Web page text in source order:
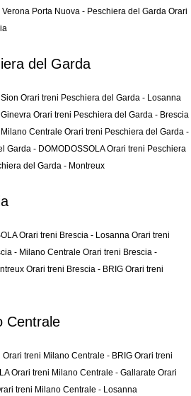
Verona Porta Nuova - Peschiera del Garda Orari
del Garda
Orari treni Peschiera del Garda - Losanna
Orari treni Peschiera del Garda - Brescia
Centrale Orari treni Peschiera del Garda -
Garda - DOMODOSSOLAOrari treni Peschiera
del Garda - Montreux
Orari treni Brescia - Losanna Orari treni
- Milano Centrale Orari treni Brescia -
Orari treni Brescia - BRIG Orari treni
Centrale
Orari treni Milano Centrale - BRIG Orari treni
Orari treni Milano Centrale - Gallarate Orari
treni Milano Centrale - Losanna